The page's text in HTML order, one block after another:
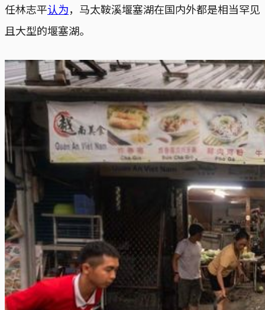
任林志平认为，马太鞍溪堰塞湖在国内外都是相当罕见
且大型的堰塞湖。